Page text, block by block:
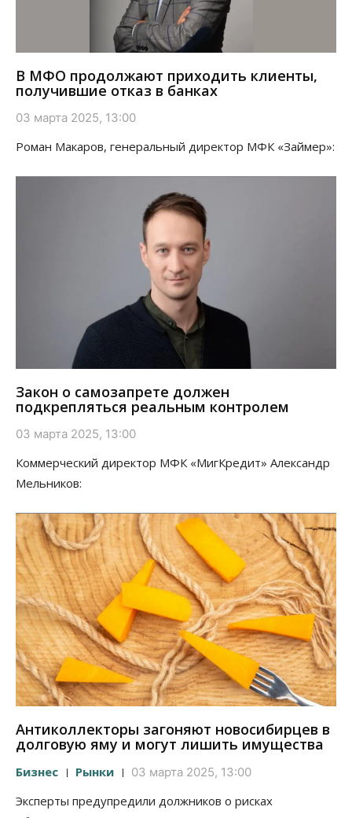
В МФО продолжают приходить клиенты,
получившие отказ в банках
03 марта 2025, 13:00
Роман Макаров, генеральный директор МФК «Займер»:
Закон о самозапрете должен
подкрепляться реальным контролем
03 марта 2025, 13:00
Коммерческий директор МФК «МигКредит» Александр
Мельников:
Антиколлекторы загоняют новосибирцев в
долговую яму и могут лишить имущества
Бизнес Рынки 03 марта 2025, 13:00
Эксперты предупредили должников о рисках